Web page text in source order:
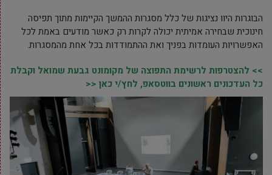
הבוגרות היוו נציגות של כלל מסגרות ההמשך הקיימות מתוך תפיסה
חינוכית שבחירה אמיתית יכולה לקרות רק כאשר מודעים באמת לכל
האפשרויות העומדות בפניך ואת ההתמודדות בכל אחת מהמסגרות.
>> להצטרפות לרשימת התפוצה של מקומונט גבעת שמואל וקבלת
כל העדכונים ראשונים בווטסאפ, לחץ/י כאן <<